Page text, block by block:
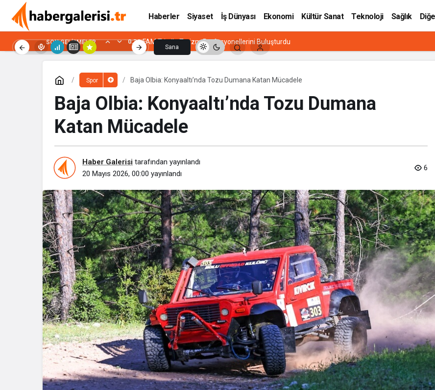
Haberler Siyaset İş Dünyası Ekonomi Kültür Sanat Teknoloji Sağlık
Sana
SON GELIŞMELER 0:13 Kilo Vermek mi, Yağ Vermek mi? Aynı Şey Sanıyoruz Ama Değil!
Spor Baja Olbia: Konyaaltı’nda Tozu Dumana Katan Mücadele
Baja Olbia: Konyaaltı’nda Tozu Dumana
Katan Mücadele
Haber Galerisi tarafından yayınlandı
20 Mayıs 2026, 00:00 yayınlandı
6